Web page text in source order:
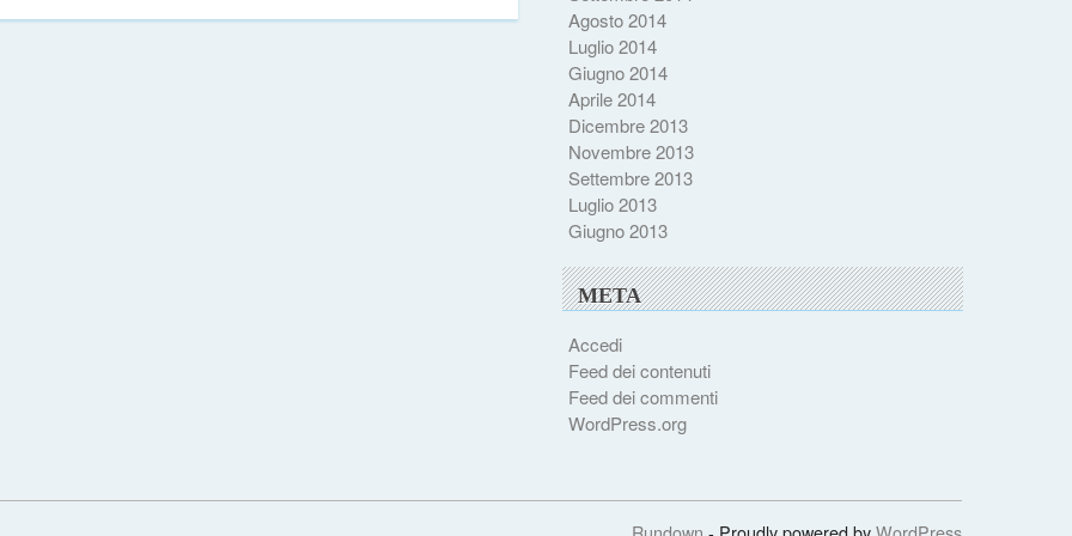
Agosto 2014
Luglio 2014
Giugno 2014
Aprile 2014
Dicembre 2013
Novembre 2013
Settembre 2013
Luglio 2013
Giugno 2013
META
Accedi
Feed dei contenuti
Feed dei commenti
WordPress.org